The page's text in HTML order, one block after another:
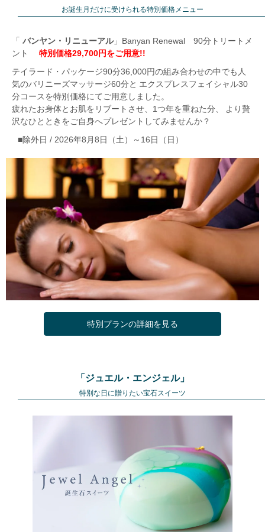
お誕生月だけに受けられる特別価格メニュー
「 バンヤン・リニューアル」Banyan Renewal 90分トリートメ
ント 特別価格29,700円をご用意!!
テイラード・パッケージ90分36,000円の組み合わせの中でも人
気のバリニーズマッサージ60分と エクスプレスフェイシャル30
分コースを特別価格にてご用意しました。
疲れたお身体とお肌をリブートさせ、1つ年を重ねた分、
より贅
沢なひとときをご自身へプレゼントしてみませんか？
■除外日 / 2026年8月8日（土）～16日（日）
特別プランの詳細を見る
「ジュエル・エンジェル」
特別な日に贈りたい宝石スイーツ